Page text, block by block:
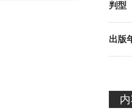
判型
出版